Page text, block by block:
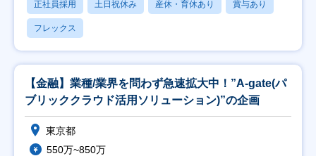
正社員採用 土日祝休み 産休・育休あり 賞与あり
フレックス
【金融】業種/業界を問わず急速拡大中！”A-gate(パ
ブリッククラウド活用ソリューション)”の企画
東京都
550万~850万